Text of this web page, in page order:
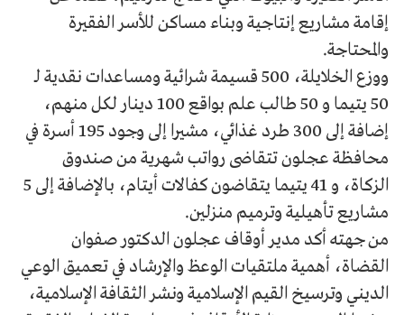
إقامة مشاريع إنتاجية وبناء مساكن للأسر الفقيرة
والمحتاجة.
ووزع الخلايلة، 500 قسيمة شرائية ومساعدات نقدية لـ
50 يتيما و 50 طالب علم بواقع 100 دينار لكل منهم،
إضافة إلى 300 طرد غذائي، مشيرا إلى وجود 195 أسرة في
محافظة عجلون تتقاضى رواتب شهرية من صندوق
الزكاة، و 41 يتيما يتقاضون كفالات أيتام، بالإضافة إلى 5
مشاريع تأهيلية وترميم منزلين.
من جهته أكد مدير أوقاف عجلون الدكتور صفوان
القضاة، أهمية ملتقيات الوعظ والإرشاد في تعميق الوعي
الديني وترسيخ القيم الإسلامية ونشر الثقافة الإسلامية،